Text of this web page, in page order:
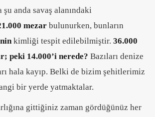
anda savaş alanındaki
mezar bulunurken, bunların
kimliği tespit edilebilmiştir. 36.000
peki 14.000’i nerede? Bazıları denize
hala kayıp. Belki de bizim şehitlerimiz
bir yerde yatmaktalar.
gittiğiniz zaman gördüğünüz her